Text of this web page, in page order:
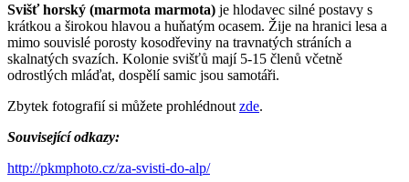
Svišť horský (marmota marmota) je hlodavec silné postavy s
krátkou a širokou hlavou a huňatým ocasem. Žije na hranici lesa a
mimo souvislé porosty kosodřeviny na travnatých stráních a
skalnatých svazích. Kolonie svišťů mají 5-15 členů včetně
odrostlých mláďat, dospělí samic jsou samotáři.
Zbytek fotografií si můžete prohlédnout zde.
Související odkazy:
http://pkmphoto.cz/za-svisti-do-alp/